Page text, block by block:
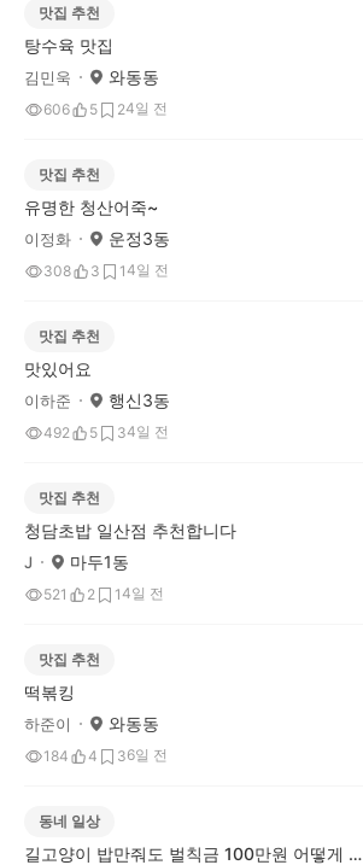
맛집 추천
탕수육 맛집
김민욱 와동동
606 5 24일 전
맛집 추천
유명한 청산어죽~
이정화 운정3동
308 3 14일 전
맛집 추천
맛있어요
이하준 행신3동
492 5 34일 전
맛집 추천
청담초밥 일산점 추천합니다
J 마두1동
521 2 14일 전
맛집 추천
떡볶킹
하준이 와동동
184 4 36일 전
동네 일상
길고양이 밥만줘도 벌칙금 100만원 어떻게 생각하세요..